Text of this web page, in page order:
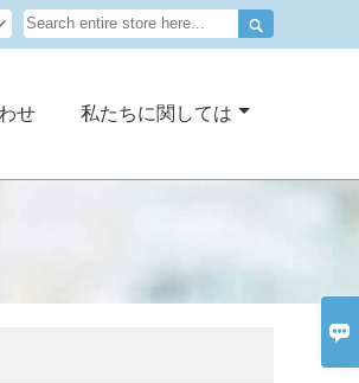


せ 私たちに関しては